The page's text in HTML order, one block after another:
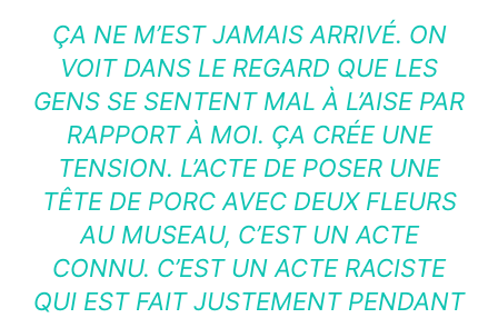
ÇA NE M’EST JAMAIS ARRIVÉ. ON
VOIT DANS LE REGARD QUE LES
GENS SE SENTENT MAL À L’AISE PAR
RAPPORT À MOI. ÇA CRÉE UNE
TENSION. L’ACTE DE POSER UNE
TÊTE DE PORC AVEC DEUX FLEURS
AU MUSEAU, C’EST UN ACTE
CONNU. C’EST UN ACTE RACISTE
QUI EST FAIT JUSTEMENT PENDANT